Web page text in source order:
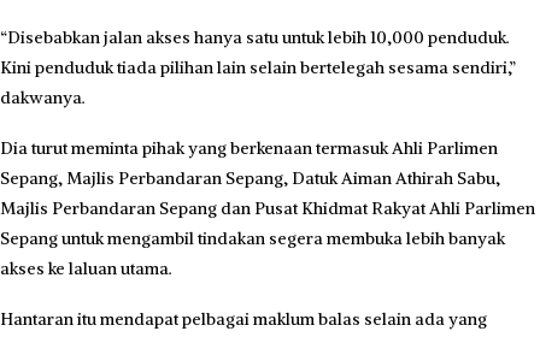
“Disebabkan jalan akses hanya satu untuk lebih 10,000 penduduk.
Kini penduduk tiada pilihan lain selain bertelegah sesama sendiri,”
dakwanya.
Dia turut meminta pihak yang berkenaan termasuk Ahli Parlimen
Sepang, Majlis Perbandaran Sepang, Datuk Aiman Athirah Sabu,
Majlis Perbandaran Sepang dan Pusat Khidmat Rakyat Ahli Parlimen
Sepang untuk mengambil tindakan segera membuka lebih banyak
akses ke laluan utama.
Hantaran itu mendapat pelbagai maklum balas selain ada yang